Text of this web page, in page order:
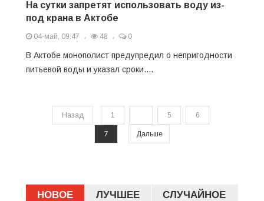
На сутки запретят использовать воду из-
под крана в Актобе
04-май, 09:47 48 0
В Актобе монополист предупредил о непригодности
питьевой воды и указал сроки....
Назад 1 5 6
7 Дальше
НОВОЕ ЛУЧШЕЕ СЛУЧАЙНОЕ